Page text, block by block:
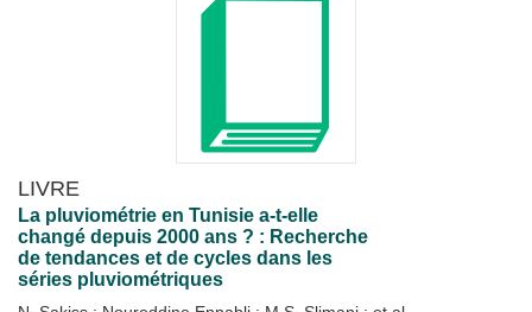
LIVRE
La pluviométrie en Tunisie a-t-elle
changé depuis 2000 ans ? : Recherche
de tendances et de cycles dans les
séries pluviométriques